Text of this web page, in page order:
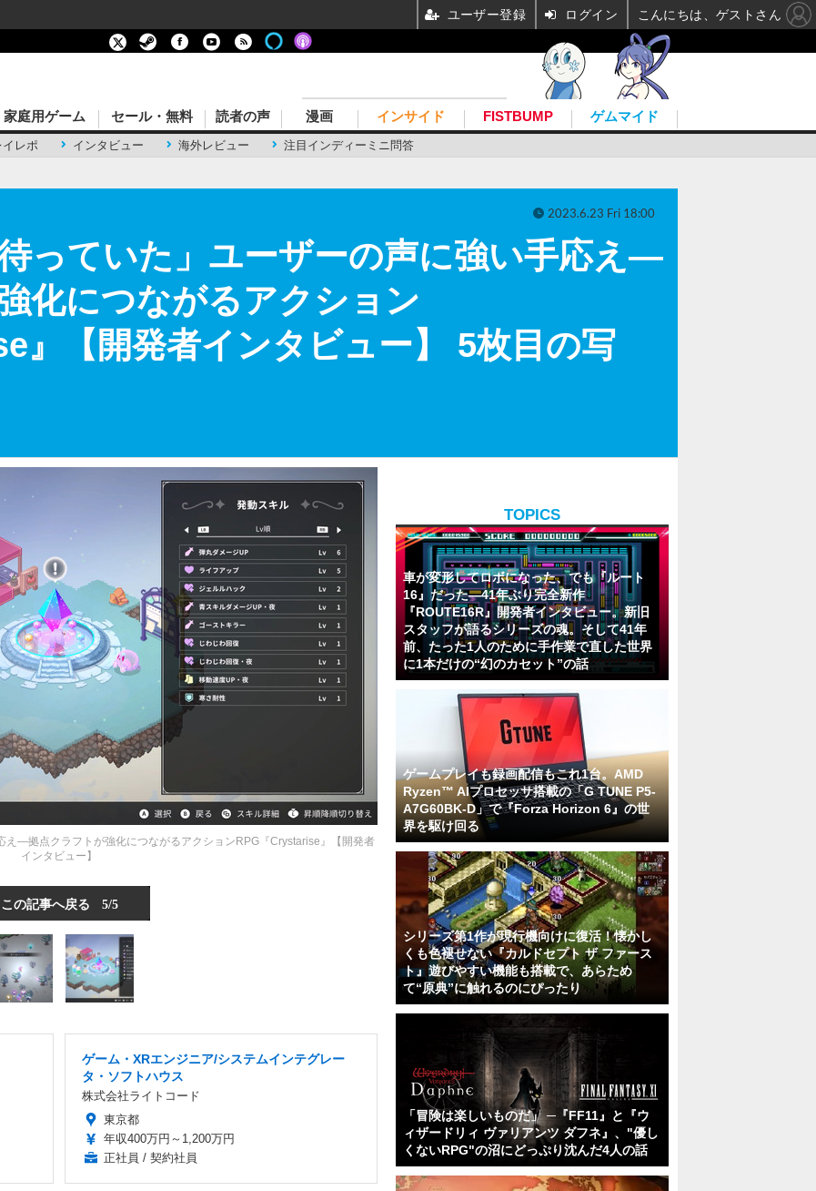
イレポ インタビュー 海外レビュー 注目インディーミニ問答
家庭用ゲーム セール・無料 読者の声 漫画 インサイド FISTBUMP ゲムマイド
待っていた」ユーザーの声に強い手応え―
化につながるアクション
』【開発者インタビュー】 5枚目の写
2023.6.23 Fri 18:00
え―拠点クラフトが強化につながるアクションRPG『Crystarise』【開発者
インタビュー】
この記事へ戻る 5/5
ゲーム・XRエンジニア/システムインテグレー
タ・ソフトハウス
株式会社ライトコード
東京都
年収400万円～1,200万円
正社員 / 契約社員
TOPICS
車が変形してロボになった、でも『ルート
16』だった―41年ぶり完全新作
『ROUTE16R』開発者インタビュー。新旧
スタッフが語るシリーズの魂。そして41年
前、たった1人のために手作業で直した世界
に1本だけの“幻のカセット”の話
ゲームプレイも録画配信もこれ1台。AMD
Ryzen™ AIプロセッサ搭載の「G TUNE P5-
A7G60BK-D」で『Forza Horizon 6』の世
界を駆け回る
シリーズ第1作が現行機向けに復活！懐かし
くも色褪せない『カルドセプト ザ ファース
ト』遊びやすい機能も搭載で、あらため
て“原典”に触れるのにぴったり
「冒険は楽しいものだ」 ─『FF11』と『ウ
ィザードリィ ヴァリアンツ ダフネ』、"優し
くないRPG"の沼にどっぷり沈んだ4人の話
ユーザー登録 ログイン こんにちは、ゲストさん